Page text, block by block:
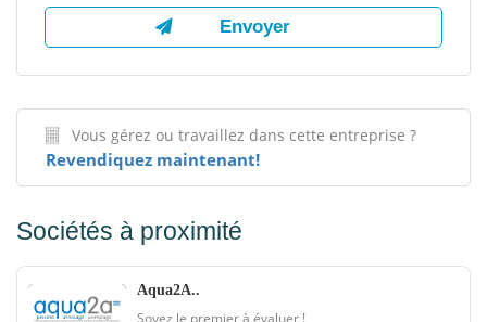
Vous gérez ou travaillez dans cette entreprise ?
Revendiquez maintenant!
Sociétés à proximité
Aqua2A..
Soyez le premier à évaluer !